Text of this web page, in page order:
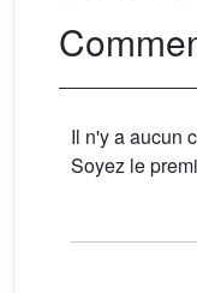
Il n'y a aucun
Soyez le